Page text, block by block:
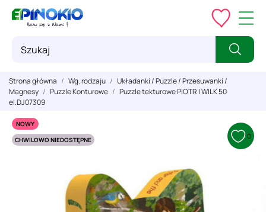
Strona główna Wg. rodzaju
Układanki / Puzzle / Przesuwanki /
Magnesy
Puzzle Konturowe
Puzzle tekturowe PIOTR I WILK 50
el.DJ07309
NOWY
CHWILOWO NIEDOSTĘPNE
0